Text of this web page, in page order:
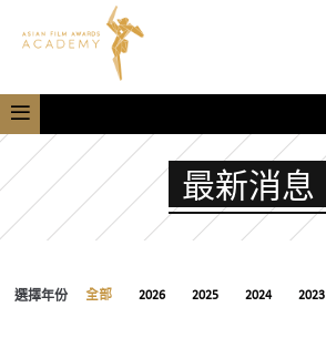
最新消息
選擇年份 全部 2026 2025 2024 2023